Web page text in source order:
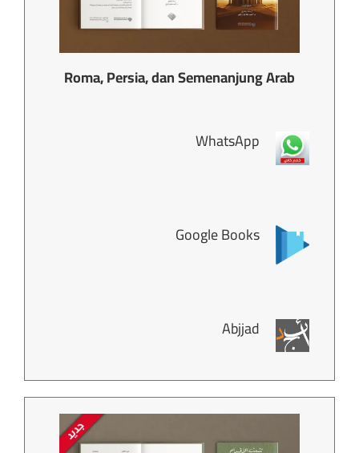
Roma, Persia, dan Semenanjung Arab
WhatsApp
Google Books
Abjjad